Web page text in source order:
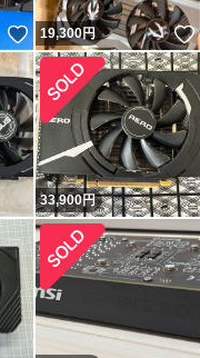
いいね！
19,300円
33,900円